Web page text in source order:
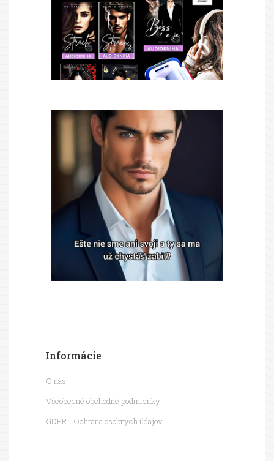
Informácie
O nás
Všeobecné obchodné podmienky
GDPR - Ochrana osobných údajov